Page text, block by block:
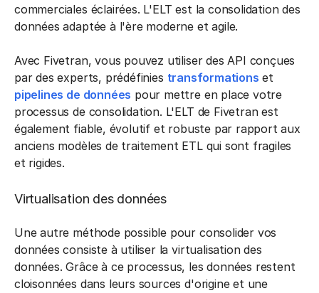
commerciales éclairées. L'ELT est la consolidation des
données adaptée à l'ère moderne et agile.
Avec Fivetran, vous pouvez utiliser des API conçues
par des experts, prédéfinies transformations et
pipelines de données pour mettre en place votre
processus de consolidation. L'ELT de Fivetran est
également fiable, évolutif et robuste par rapport aux
anciens modèles de traitement ETL qui sont fragiles
et rigides.
Virtualisation des données
Une autre méthode possible pour consolider vos
données consiste à utiliser la virtualisation des
données. Grâce à ce processus, les données restent
cloisonnées dans leurs sources d'origine et une